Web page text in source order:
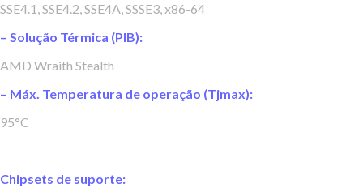
SSE4.1, SSE4.2, SSE4A, SSSE3, x86-64
– Solução Térmica (PIB):
AMD Wraith Stealth
– Máx. Temperatura de operação (Tjmax):
95°C
Chipsets de suporte: